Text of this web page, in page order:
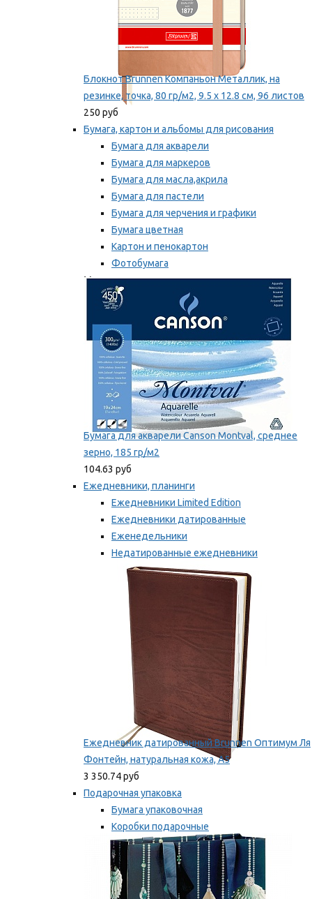
Блокнот Brunnen Компаньон Металлик, на
резинке, точка, 80 гр/м2, 9.5 х 12.8 см, 96 листов
250 руб
Бумага, картон и альбомы для рисования
Бумага для акварели
Бумага для маркеров
Бумага для масла,акрила
Бумага для пастели
Бумага для черчения и графики
Бумага цветная
Картон и пенокартон
Фотобумага
Мы рекомендуем
Бумага для акварели Canson Montval, среднее
зерно, 185 гр/м2
104.63 руб
Ежедневники, планинги
Ежедневники Limited Edition
Ежедневники датированные
Еженедельники
Недатированные ежедневники
Планинги
Мы рекомендуем
Ежедневник датированный Brunnen Оптимум Ля
Фонтейн, натуральная кожа, А5
3 350.74 руб
Подарочная упаковка
Бумага упаковочная
Коробки подарочные
Ленты, бобины
Мы рекомендуем